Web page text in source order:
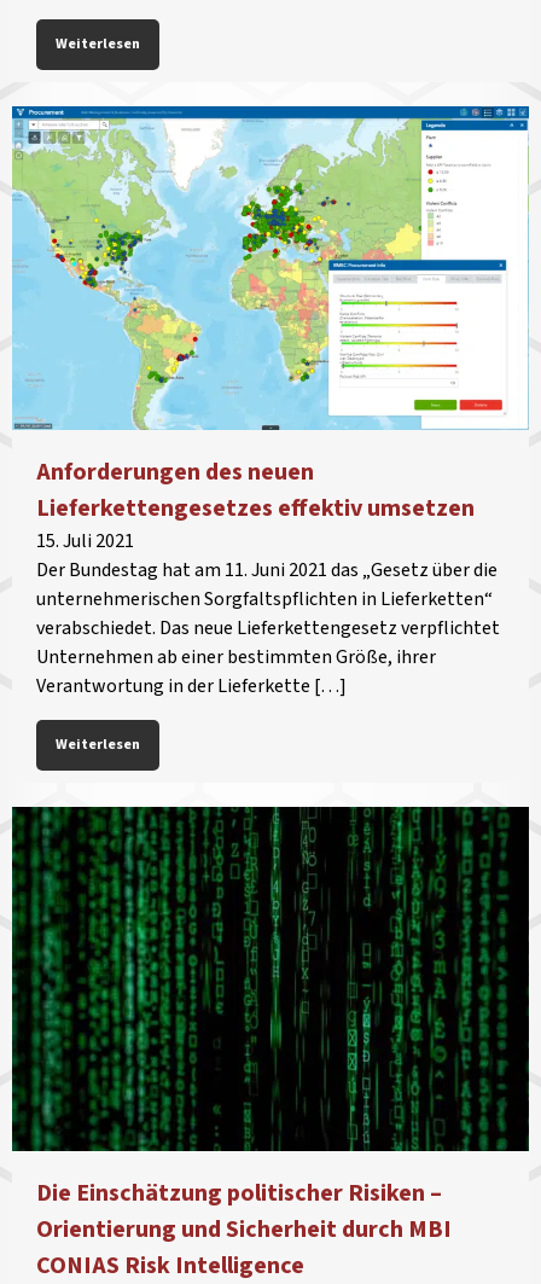
Weiterlesen
Anforderungen des neuen
Lieferkettengesetzes effektiv umsetzen
15. Juli 2021
Der Bundestag hat am 11. Juni 2021 das „Gesetz über die
unternehmerischen Sorgfaltspflichten in Lieferketten“
verabschiedet. Das neue Lieferkettengesetz verpflichtet
Unternehmen ab einer bestimmten Größe, ihrer
Verantwortung in der Lieferkette […]
Weiterlesen
Die Einschätzung politischer Risiken –
Orientierung und Sicherheit durch MBI
CONIAS Risk Intelligence